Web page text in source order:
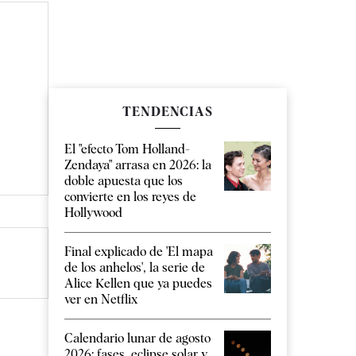
TENDENCIAS
El "efecto Tom Holland-
Zendaya" arrasa en 2026: la
doble apuesta que los
convierte en los reyes de
Hollywood
Final explicado de 'El mapa
de los anhelos', la serie de
Alice Kellen que ya puedes
ver en Netflix
Calendario lunar de agosto